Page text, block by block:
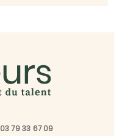
03 79 33 67 09